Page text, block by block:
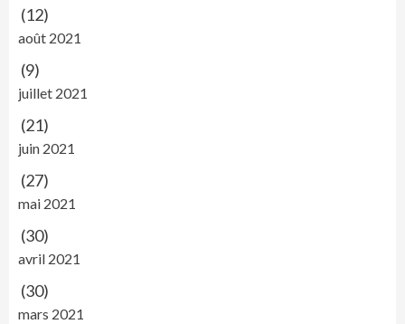
(12)
août 2021
(9)
juillet 2021
(21)
juin 2021
(27)
mai 2021
(30)
avril 2021
(30)
mars 2021